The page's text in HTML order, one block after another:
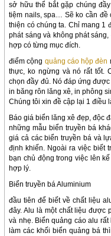
sở hữu thể bắt gặp chúng
tiệm nails, spa… Sẽ ko cần đề
thiện có chúng ta. Chỉ mang 1
phát sáng và không phát
hợp có từng mục đích.
điểm cộng quảng cáo hộp đèn
thực, ko ngừng và nó rất tốt.
chọn đầy đủ. Nó đáp ứng
in băng rôn lăng xê, in phông
Chúng tôi xin đề cập lại 1 điều
Báo giá biển lăng xê đẹp, độc
những mẫu biển truyền bá
giá cả các biển truyền bá và
định khiến. Ngoài ra việc biết
bạn chủ động trong việc lên
hợp lý.
Biển truyền bá Aluminium
đầu tiên để biết về chất liệu
đây. Alu là một chất liệu
và nhẹ. Biển quảng cáo alu
làm các khối biển quảng bá